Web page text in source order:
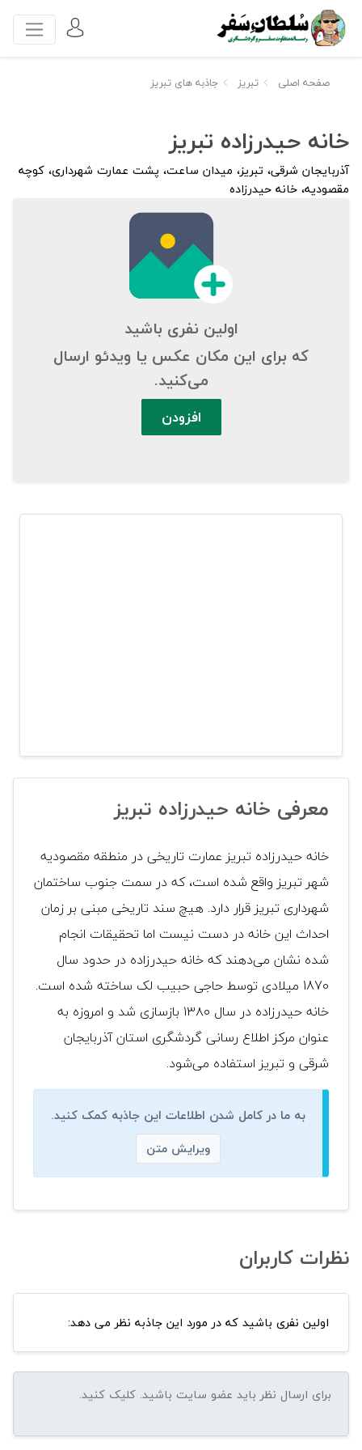
صفحه اصلی تبریز جاذبه های تبریز
خانه حیدرزاده تبریز
آذربایجان شرقی، تبریز، میدان ساعت، پشت عمارت شهرداری، کوچه
مقصودیه، خانه حیدرزاده
اولین نفری باشید
که برای این مکان عکس یا ویدئو ارسال
می‌کنید.
افزودن
معرفی خانه حیدرزاده تبریز
خانه حیدرزاده تبریز عمارت تاریخی در منطقه مقصودیه
شهر تبریز واقع شده است، که در سمت جنوب ساختمان
شهرداری تبریز قرار دارد. هیچ سند تاریخی مبنی بر زمان
احداث این خانه در دست نیست اما تحقیقات انجام
شده نشان می‌دهند که خانه حیدرزاده در حدود سال
1870 میلادی توسط حاجی حبیب لک ساخته شده است.
خانه حیدرزاده در سال ۱۳۸۰ بازسازی شد و امروزه به
عنوان مرکز اطلاع‌ رسانی گردشگری استان آذربایجان
شرقی و تبریز استفاده می‌شود.
به ما در کامل شدن اطلاعات این جاذبه کمک کنید.
ویرایش متن
نظرات کاربران
اولین نفری باشید که در مورد این جاذبه نظر می دهد: